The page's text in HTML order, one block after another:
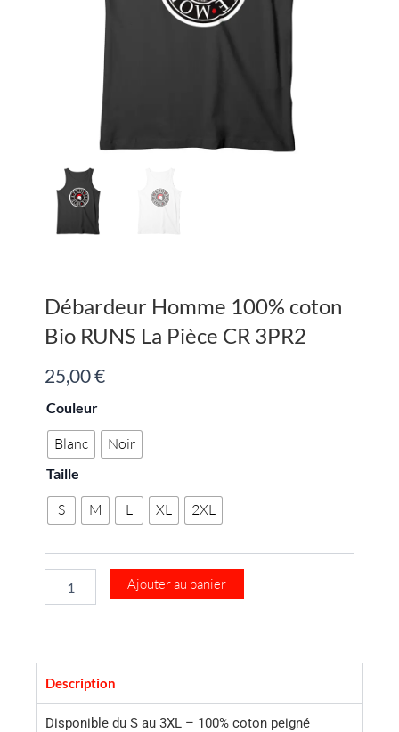
Débardeur Homme 100% coton
Bio RUNS La Pièce CR 3PR2
25,00€
Couleur
Blanc Noir
Taille
S M L XL 2XL
quantité
Débardeur
Homme
100%
Bio
RUNS
Ajouter au panier
Description
Disponible du S au 3XL – 100% coton peigné